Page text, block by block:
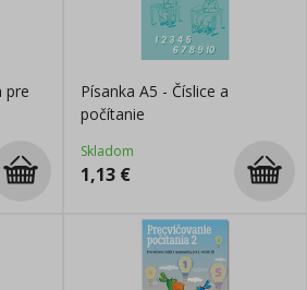
pre
Písanka A5 - Číslice a
počítanie
Skladom
1,13 €